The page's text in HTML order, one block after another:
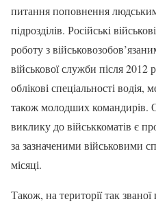
питання поповнення
підрозділів. Російські
роботу з
військової служби після 2012
облікові спеціальності водія,
також молодших
виклику до військкоматів є
за зазначеними військовими
місяці.
Також, на території так